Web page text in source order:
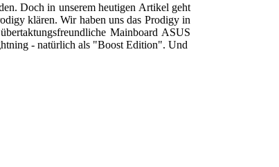
Doch in unserem heutigen Artikel geht
klären. Wir haben uns das Prodigy in
Mainboard ASUS
- natürlich als "Boost Edition". Und